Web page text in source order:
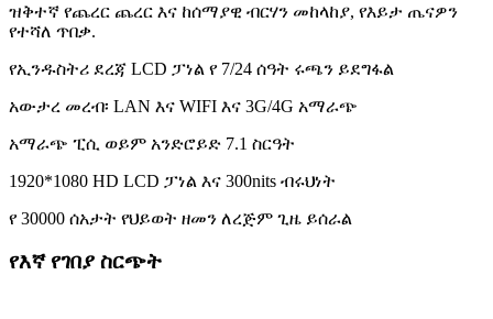
ዝቅተኛ የጨረር ጨረር እና ከሰማያዊ ብርሃን መከላከያ, የእይታ ጤናዎን
የተሻለ ጥበቃ.
የኢንዱስትሪ ደረጃ LCD ፓነል የ 7/24 ሰዓት ሩጫን ይደግፋል
አውታረ መረብ፡ LAN እና WIFI እና 3G/4G አማራጭ
አማራጭ ፒሲ ወይም አንድሮይድ 7.1 ስርዓት
1920*1080 HD LCD ፓነል እና 300nits ብሩህነት
የ 30000 ሰአታት የህይወት ዘመን ለረጅም ጊዜ ይሰራል
የእኛ የገበያ ስርጭት